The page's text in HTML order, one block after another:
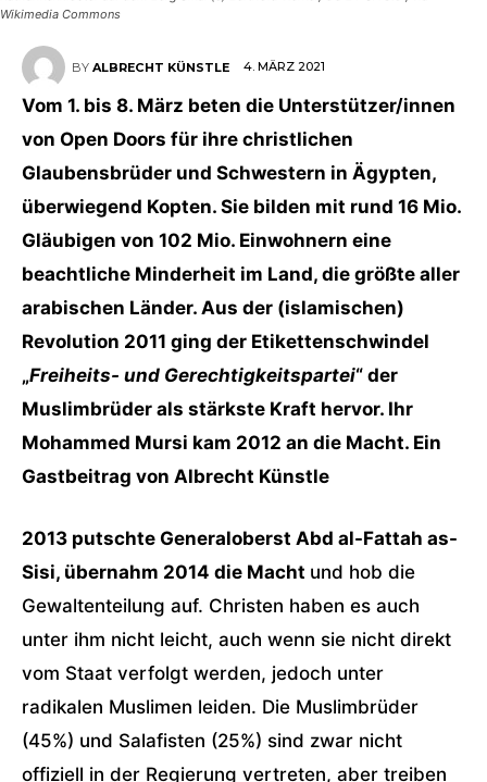
Wikimedia Commons
BY ALBRECHT KÜNSTLE 4. MÄRZ 2021
Vom 1. bis 8. März beten die Unterstützer/innen
von Open Doors für ihre christlichen
Glaubensbrüder und Schwestern in Ägypten,
überwiegend Kopten. Sie bilden mit rund 16 Mio.
Gläubigen von 102 Mio. Einwohnern eine
beachtliche Minderheit im Land, die größte aller
arabischen Länder. Aus der (islamischen)
Revolution 2011 ging der Etikettenschwindel
„Freiheits- und Gerechtigkeitspartei“ der
Muslimbrüder als stärkste Kraft hervor. Ihr
Mohammed Mursi kam 2012 an die Macht. Ein
Gastbeitrag von Albrecht Künstle
2013 putschte Generaloberst Abd al-Fattah as-
Sisi, übernahm 2014 die Macht und hob die
Gewaltenteilung auf. Christen haben es auch
unter ihm nicht leicht, auch wenn sie nicht direkt
vom Staat verfolgt werden, jedoch unter
radikalen Muslimen leiden. Die Muslimbrüder
(45%) und Salafisten (25%) sind zwar nicht
offiziell in der Regierung vertreten, aber treiben